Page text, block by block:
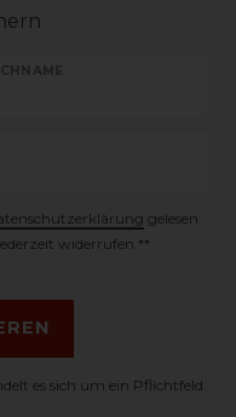
gelesen
widerrufen.**
es sich um ein Pflichtfeld.